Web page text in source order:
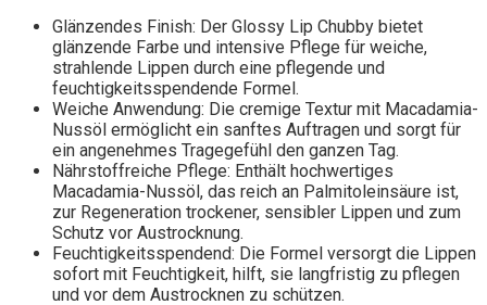
Glänzendes Finish: Der Glossy Lip Chubby bietet
glänzende Farbe und intensive Pflege für weiche,
strahlende Lippen durch eine pflegende und
feuchtigkeitsspendende Formel.
Weiche Anwendung: Die cremige Textur mit Macadamia-
Nussöl ermöglicht ein sanftes Auftragen und sorgt für
ein angenehmes Tragegefühl den ganzen Tag.
Nährstoffreiche Pflege: Enthält hochwertiges
Macadamia-Nussöl, das reich an Palmitoleinsäure ist,
zur Regeneration trockener, sensibler Lippen und zum
Schutz vor Austrocknung.
Feuchtigkeitsspendend: Die Formel versorgt die Lippen
sofort mit Feuchtigkeit, hilft, sie langfristig zu pflegen
und vor dem Austrocknen zu schützen.